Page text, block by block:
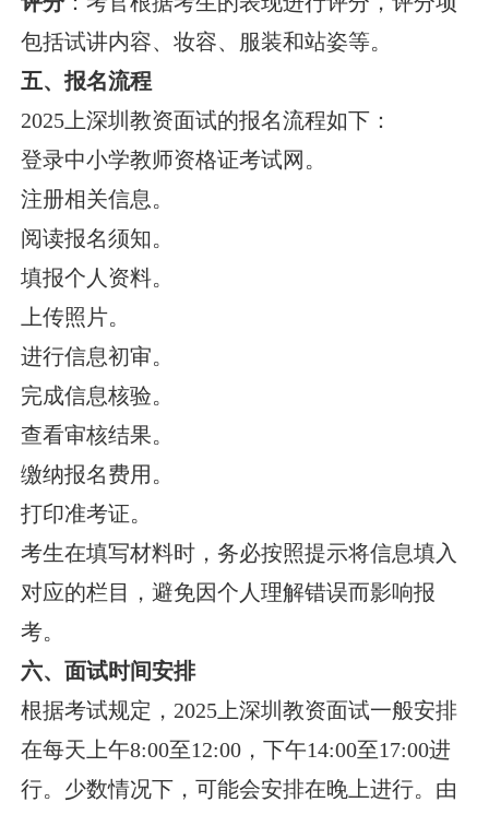
包括试讲内容、妆容、服装和站姿等。
五、报名流程
2025上深圳教资面试的报名流程如下：
登录中小学教师资格证考试网。
注册相关信息。
阅读报名须知。
填报个人资料。
上传照片。
进行信息初审。
完成信息核验。
查看审核结果。
缴纳报名费用。
打印准考证。
考生在填写材料时，务必按照提示将信息填入
对应的栏目，避免因个人理解错误而影响报
考。
六、面试时间安排
根据考试规定，2025上深圳教资面试一般安排
在每天上午8:00至12:00，下午14:00至17:00进
行。少数情况下，可能会安排在晚上进行。由